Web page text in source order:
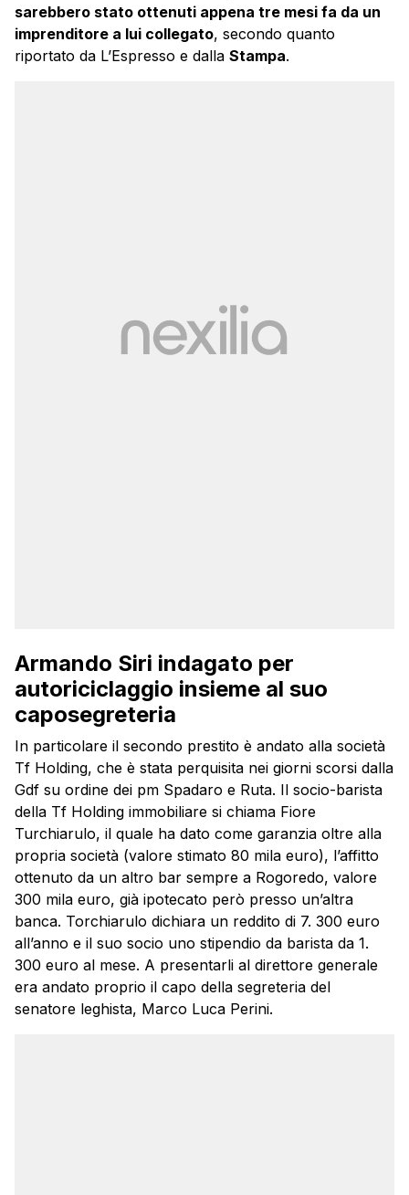
sarebbero stato ottenuti appena tre mesi fa da un
imprenditore a lui collegato, secondo quanto
riportato da L’Espresso e dalla Stampa.
Armando Siri indagato per
autoriciclaggio insieme al suo
caposegreteria
In particolare il secondo prestito è andato alla società
Tf Holding, che è stata perquisita nei giorni scorsi dalla
Gdf su ordine dei pm Spadaro e Ruta. Il socio-barista
della Tf Holding immobiliare si chiama Fiore
Turchiarulo, il quale ha dato come garanzia oltre alla
propria società (valore stimato 80 mila euro), l’affitto
ottenuto da un altro bar sempre a Rogoredo, valore
300 mila euro, già ipotecato però presso un’altra
banca. Torchiarulo dichiara un reddito di 7. 300 euro
all’anno e il suo socio uno stipendio da barista da 1.
300 euro al mese. A presentarli al direttore generale
era andato proprio il capo della segreteria del
senatore leghista, Marco Luca Perini.